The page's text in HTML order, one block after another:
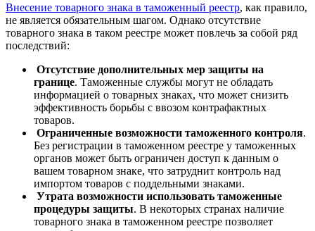
Внесение товарного знака в таможенный реестр, как правило,
не является обязательным шагом. Однако отсутствие
товарного знака в таком реестре может повлечь за собой ряд
последствий:
Отсутствие дополнительных мер защиты на
границе. Таможенные службы могут не обладать
информацией о товарных знаках, что может снизить
эффективность борьбы с ввозом контрафактных
товаров.
Ограниченные возможности таможенного контроля.
Без регистрации в таможенном реестре у таможенных
органов может быть ограничен доступ к данным о
вашем товарном знаке, что затруднит контроль над
импортом товаров с поддельными знаками.
Утрата возможности использовать таможенные
процедуры защиты. В некоторых странах наличие
товарного знака в таможенном реестре позволяет